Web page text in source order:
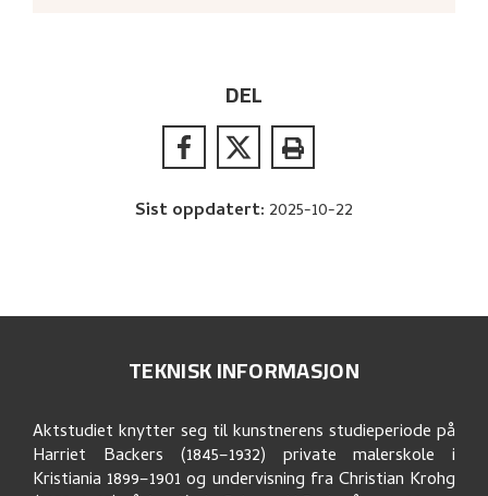
DEL
Sist oppdatert: 2025-10-22
TEKNISK INFORMASJON
Aktstudiet knytter seg til kunstnerens studieperiode på
Harriet Backers (1845–1932) private malerskole i
Kristiania 1899–1901 og undervisning fra Christian Krohg